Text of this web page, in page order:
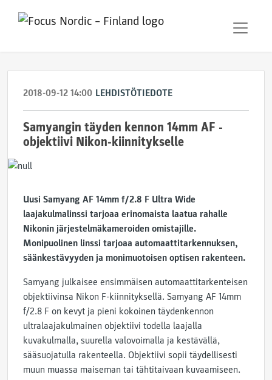
2018-09-12 14:00 LEHDISTÖTIEDOTE
Samyangin täyden kennon 14mm AF -
objektiivi Nikon-kiinnitykselle
Uusi Samyang AF 14mm f/2.8 F Ultra Wide
laajakulmalinssi tarjoaa erinomaista laatua rahalle
Nikonin järjestelmäkameroiden omistajille.
Monipuolinen linssi tarjoaa automaattitarkennuksen,
säänkestävyyden ja monimuotoisen optisen rakenteen.
Samyang julkaisee ensimmäisen automaattitarkenteisen
objektiivinsa Nikon F-kiinnityksellä. Samyang AF 14mm
f/2.8 F on kevyt ja pieni kokoinen täydenkennon
ultralaajakulmainen objektiivi todella laajalla
kuvakulmalla, suurella valovoimalla ja kestävällä,
sääsuojatulla rakenteella. Objektiivi sopii täydellisesti
muun muassa maiseman tai tähtitaivaan kuvaamiseen.